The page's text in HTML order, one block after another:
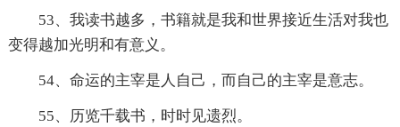
53、我读书越多，书籍就是我和世界接近生活对我也
变得越加光明和有意义。
54、命运的主宰是人自己，而自己的主宰是意志。
55、历览千载书，时时见遗烈。